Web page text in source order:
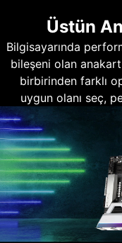
Üstün
Bilgisayarında
bileşeni olan
birbirinden farklı
uygun olanı seç,